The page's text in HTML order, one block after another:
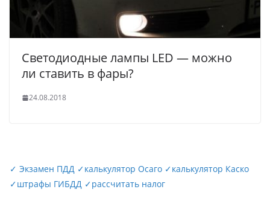
Светодиодные лампы LED — можно
ли ставить в фары?
24.08.2018
✓ Экзамен ПДД ✓калькулятор Осаго ✓калькулятор Каско
✓штрафы ГИБДД ✓рассчитать налог